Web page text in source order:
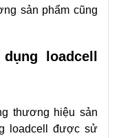
sản phẩm cũng
loadcell
thương hiệu sản
loadcell được sử